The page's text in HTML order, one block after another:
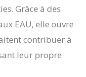
Grâce à des
EAU, elle ouvre
contribuer à
leur propre